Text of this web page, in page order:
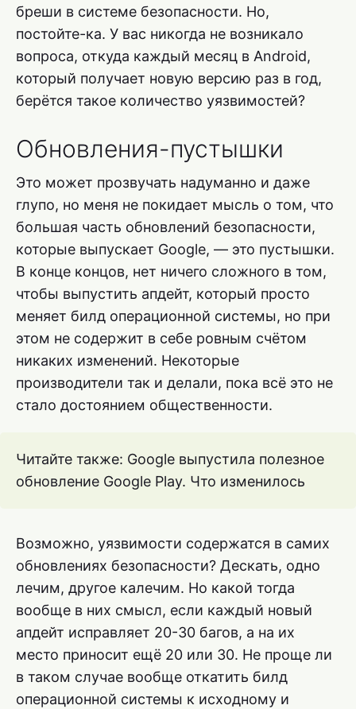
бреши в системе безопасности. Но,
постойте-ка. У вас никогда не возникало
вопроса, откуда каждый месяц в Android,
который получает новую версию раз в год,
берётся такое количество уязвимостей?
Обновления-пустышки
Это может прозвучать надуманно и даже
глупо, но меня не покидает мысль о том, что
большая часть обновлений безопасности,
которые выпускает Google, — это пустышки.
В конце концов, нет ничего сложного в том,
чтобы выпустить апдейт, который просто
меняет билд операционной системы, но при
этом не содержит в себе ровным счётом
никаких изменений. Некоторые
производители так и делали, пока всё это не
стало достоянием общественности.
Читайте также: Google выпустила полезное
обновление Google Play. Что изменилось
Возможно, уязвимости содержатся в самих
обновлениях безопасности? Дескать, одно
лечим, другое калечим. Но какой тогда
вообще в них смысл, если каждый новый
апдейт исправляет 20-30 багов, а на их
место приносит ещё 20 или 30. Не проще ли
в таком случае вообще откатить билд
операционной системы к исходному и